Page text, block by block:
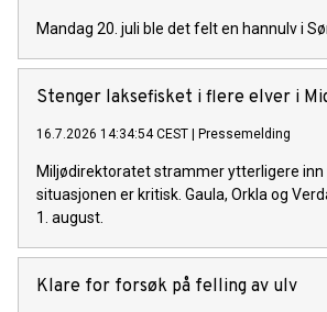
Mandag 20. juli ble det felt en hannulv i
Stenger laksefisket i flere elver i
16.7.2026 14:34:54 CEST | Pressemelding
Miljødirektoratet strammer ytterligere inn
situasjonen er kritisk. Gaula, Orkla og
1. august.
Klare for forsøk på felling av ulv